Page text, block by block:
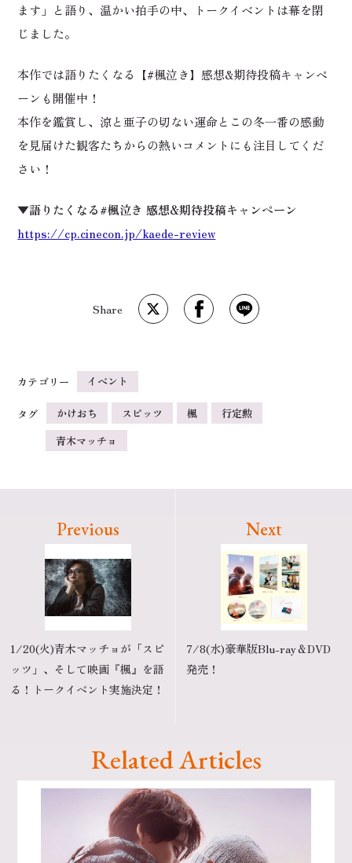
ます」と語り、温かい拍手の中、トークイベントは幕を閉
じました。
本作では語りたくなる【#楓泣き】感想&期待投稿キャンペ
ーンも開催中！
本作を鑑賞し、涼と亜子の切ない運命とこの冬一番の感動
を見届けた観客たちからの熱いコメントにも注目してくだ
さい！
▼語りたくなる#楓泣き 感想&期待投稿キャンペーン
https://cp.cinecon.jp/kaede-review
カテゴリー イベント
タグ かけおち スピッツ 楓
行定勲
青木マッチョ
Previous
1/20(火)青木マッチョが「スピ
ッツ」、そして映画『楓』を語
る！トークイベント実施決定！
Next
7/8(水)豪華版Blu-ray＆DVD
発売！
Related Articles